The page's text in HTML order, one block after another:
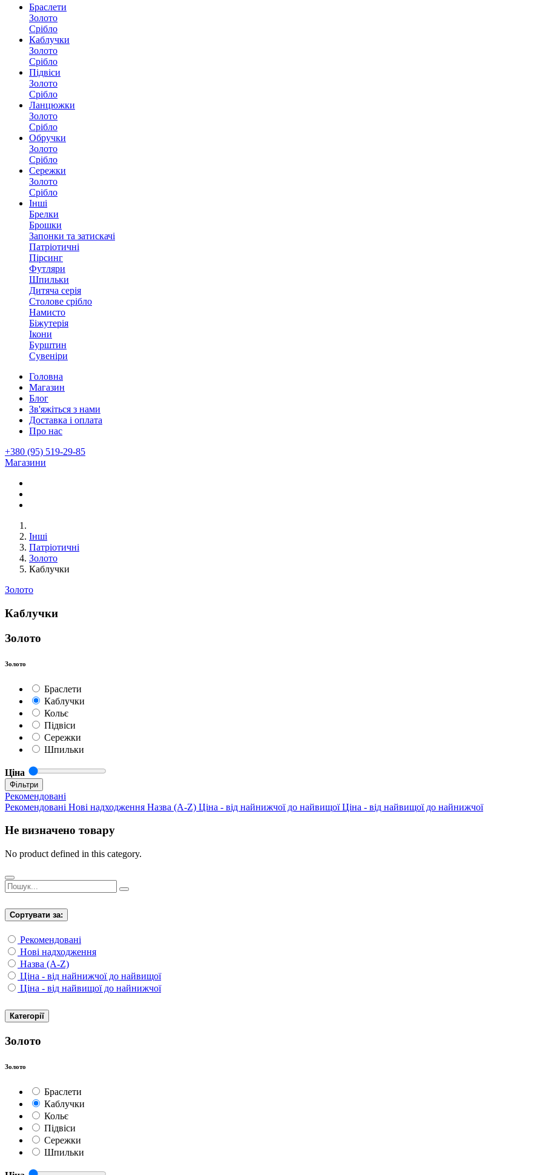
Браслети
Золото
Срібло
Каблучки
Золото
Срібло
Підвіси
Золото
Срібло
Ланцюжки
Золото
Срібло
Обручки
Золото
Срібло
Сережки
Золото
Срібло
Інші
Брелки
Брошки
Запонки та затискачі
Патріотичні
Пірсинг
Футляри
Шпильки
Дитяча серія
Столове срібло
Намисто
Біжутерія
Ікони
Бурштин
Сувеніри
Головна
Магазин
Блог
Зв'яжіться з нами
Доставка і оплата
Про нас
+380 (95) 519-29-85
Магазини
Інші
Патріотичні
Золото
Каблучки
Золото
Каблучки
Золото
Золото
Браслети
Каблучки
Кольє
Підвіси
Сережки
Шпильки
Ціна
Фільтри
Рекомендовані
Рекомендовані Нові надходження Назва (A-Z) Ціна - від найнижчої до найвищої Ціна - від найвищої до найнижчої
Не визначено товару
No product defined in this category.
Сортувати за:
Рекомендовані
Нові надходження
Назва (A-Z)
Ціна - від найнижчої до найвищої
Ціна - від найвищої до найнижчої
Категорії
Золото
Золото
Браслети
Каблучки
Кольє
Підвіси
Сережки
Шпильки